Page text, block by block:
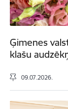
Ģimenes
klašu
09.07.2026.